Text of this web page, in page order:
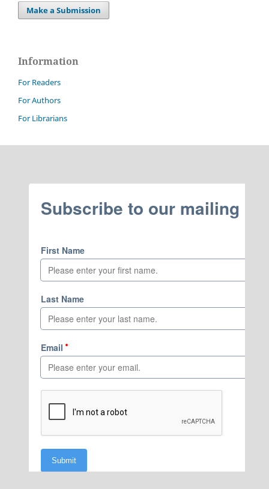
Make a Submission
Information
For Readers
For Authors
For Librarians